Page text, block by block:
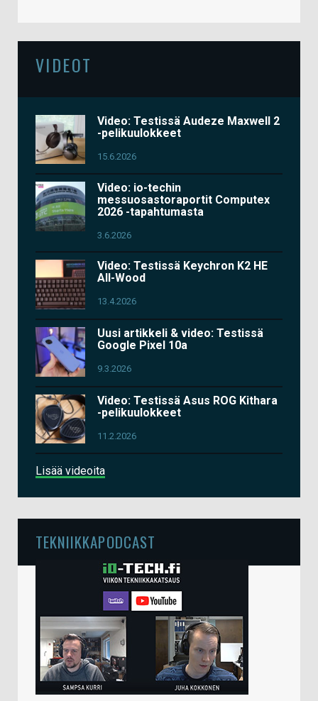
VIDEOT
Video: Testissä Audeze Maxwell 2
-pelikuulokkeet
15.6.2026
Video: io-techin
messuosastoraportit Computex
2026 -tapahtumasta
3.6.2026
Video: Testissä Keychron K2 HE
All-Wood
13.4.2026
Uusi artikkeli & video: Testissä
Google Pixel 10a
9.3.2026
Video: Testissä Asus ROG Kithara
-pelikuulokkeet
11.2.2026
Lisää videoita
TEKNIIKKAPODCAST